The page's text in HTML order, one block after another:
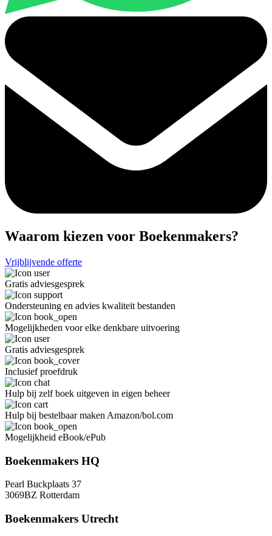
Waarom kiezen voor Boekenmakers?
Vrijblijvende offerte
Gratis adviesgesprek
Ondersteuning en advies kwaliteit bestanden
Mogelijkheden voor elke denkbare uitvoering
Gratis adviesgesprek
Inclusief proefdruk
Hulp bij zelf boek uitgeven in eigen beheer
Hulp bij bestelbaar maken Amazon/bol.com
Mogelijkheid eBook/ePub
Boekenmakers HQ
Pearl Buckplaats 37
3069BZ Rotterdam
Boekenmakers Utrecht